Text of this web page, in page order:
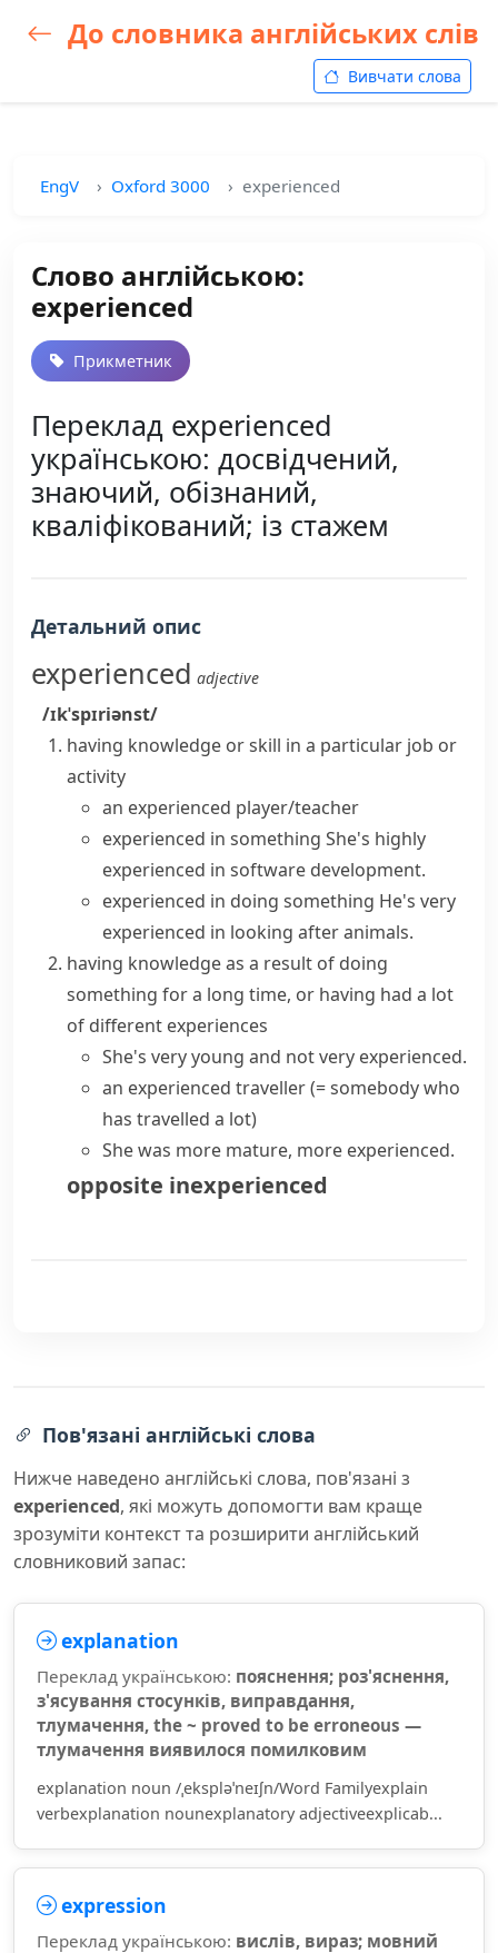
До словника англійських слів
Вивчати слова
EngV Oxford 3000 experienced
Слово англійською:
experienced
Прикметник
Переклад experienced
українською: досвідчений,
знаючий, обізнаний,
кваліфікований; із стажем
Детальний опис
experienced adjective
/ɪkˈspɪriənst/
having knowledge or skill in a particular job or
activity
an experienced player/teacher
experienced in something She's highly
experienced in software development.
experienced in doing something He's very
experienced in looking after animals.
having knowledge as a result of doing
something for a long time, or having had a lot
of different experiences
She's very young and not very experienced.
an experienced traveller(= somebody who
has travelled a lot)
She was more mature, more experienced.
opposite inexperienced
Пов'язані англійські слова
Нижче наведено англійські слова, пов'язані з
experienced, які можуть допомогти вам краще
зрозуміти контекст та розширити англійський
словниковий запас:
explanation
Переклад українською: пояснення; роз'яснення,
з'ясування стосунків, виправдання,
тлумачення, the ~ proved to be erroneous —
тлумачення виявилося помилковим
explanation noun /ˌekspləˈneɪʃn/Word Familyexplain
verbexplanation nounexplanatory adjectiveexplicab...
expression
Переклад українською: вислів, вираз; мовний